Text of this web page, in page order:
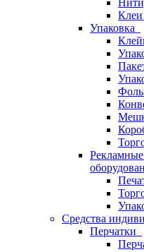
Клеи
Упаковка
Средства
Перчатки